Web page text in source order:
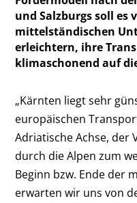
und Salzburgs soll es
mittelständischen
erleichtern, ihre
klimaschonend auf
„Kärnten liegt sehr
europäischen
Adriatische Achse, der
durch die Alpen zum
Beginn bzw. Ende der
erwarten wir uns von